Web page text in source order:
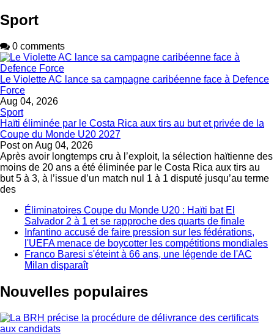
Sport
0 comments
Le Violette AC lance sa campagne caribéenne face à Defence
Force
Aug 04, 2026
Sport
Haïti éliminée par le Costa Rica aux tirs au but et privée de la
Coupe du Monde U20 2027
Post on Aug 04, 2026
Après avoir longtemps cru à l’exploit, la sélection haïtienne des
moins de 20 ans a été éliminée par le Costa Rica aux tirs au
but 5 à 3, à l’issue d’un match nul 1 à 1 disputé jusqu’au terme
des
Éliminatoires Coupe du Monde U20 : Haïti bat El
Salvador 2 à 1 et se rapproche des quarts de finale
Infantino accusé de faire pression sur les fédérations,
l'UEFA menace de boycotter les compétitions mondiales
Franco Baresi s'éteint à 66 ans, une légende de l'AC
Milan disparaît
Nouvelles populaires